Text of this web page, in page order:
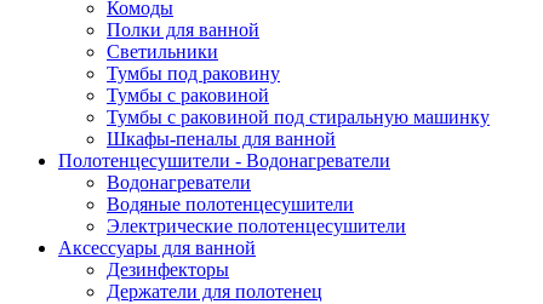
Комоды
Полки для ванной
Светильники
Тумбы под раковину
Тумбы с раковиной
Тумбы с раковиной под стиральную машинку
Шкафы-пеналы для ванной
Полотенцесушители - Водонагреватели
Водонагреватели
Водяные полотенцесушители
Электрические полотенцесушители
Аксессуары для ванной
Дезинфекторы
Держатели для полотенец